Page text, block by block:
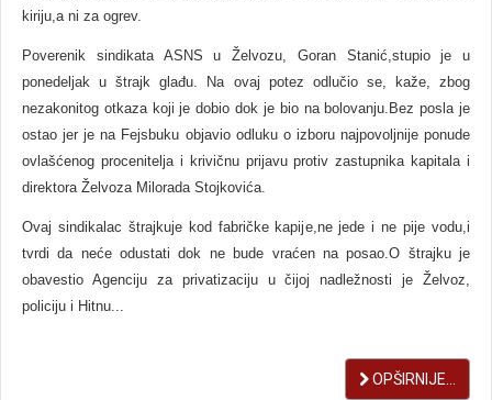
kiriju,a ni za ogrev.
Poverenik sindikata ASNS u Želvozu, Goran Stanić,stupio je u
ponedeljak u štrajk glađu. Na ovaj potez odlučio se, kaže, zbog
nezakonitog otkaza koji je dobio dok je bio na bolovanju.Bez posla je
ostao jer je na Fejsbuku objavio odluku o izboru najpovoljnije ponude
ovlašćenog procenitelja i krivičnu prijavu protiv zastupnika kapitala i
direktora Želvoza Milorada Stojkovića.
Ovaj sindikalac štrajkuje kod fabričke kapije,ne jede i ne pije vodu,i
tvrdi da neće odustati dok ne bude vraćen na posao.O štrajku je
obavestio Agenciju za privatizaciju u čijoj nadležnosti je Želvoz,
policiju i Hitnu...
OPŠIRNIJE...